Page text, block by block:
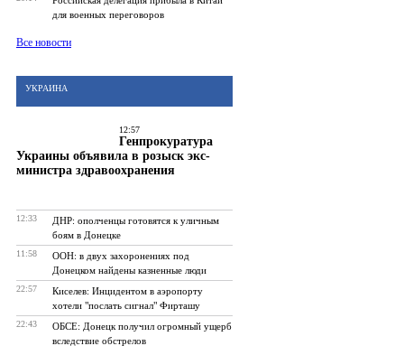
для военных переговоров
Все новости
УКРАИНА
12:57
Генпрокуратура
Украины объявила в розыск экс-
министра здравоохранения
12:33
ДНР: ополченцы готовятся к уличным
боям в Донецке
11:58
ООН: в двух захоронениях под
Донецком найдены казненные люди
22:57
Киселев: Инцидентом в аэропорту
хотели "послать сигнал" Фирташу
22:43
ОБСЕ: Донецк получил огромный ущерб
вследствие обстрелов